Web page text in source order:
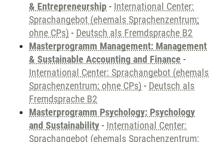
& Entrepreneurship - International Center:
Sprachangebot (ehemals Sprachenzentrum;
ohne CPs) - Deutsch als Fremdsprache B2
Masterprogramm Management: Management
& Sustainable Accounting and Finance -
International Center: Sprachangebot (ehemals
Sprachenzentrum; ohne CPs) - Deutsch als
Fremdsprache B2
Masterprogramm Psychology: Psychology
and Sustainability - International Center:
Sprachangebot (ehemals Sprachenzentrum;